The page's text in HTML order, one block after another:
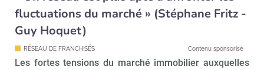
fluctuations du marché » (Stéphane Fritz -
Guy Hoquet)
RÉSEAU DE FRANCHISÉS Contenu sponsorisé
Les fortes tensions du marché immobilier auxquelles